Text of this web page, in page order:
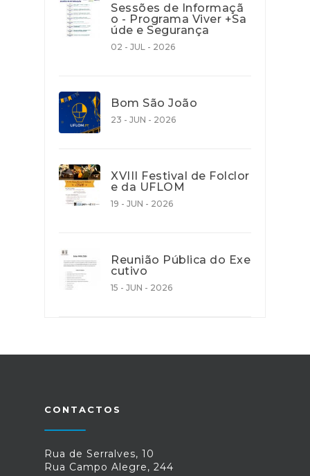
Sessões de Informaçã
o - Programa Viver +Sa
úde e Segurança
02 - JUL - 2026
Bom São João
23 - JUN - 2026
XVIII Festival de Folclor
e da UFLOM
19 - JUN - 2026
Reunião Pública do Exe
cutivo
15 - JUN - 2026
CONTACTOS
Rua de Serralves, 10
Rua Campo Alegre, 244